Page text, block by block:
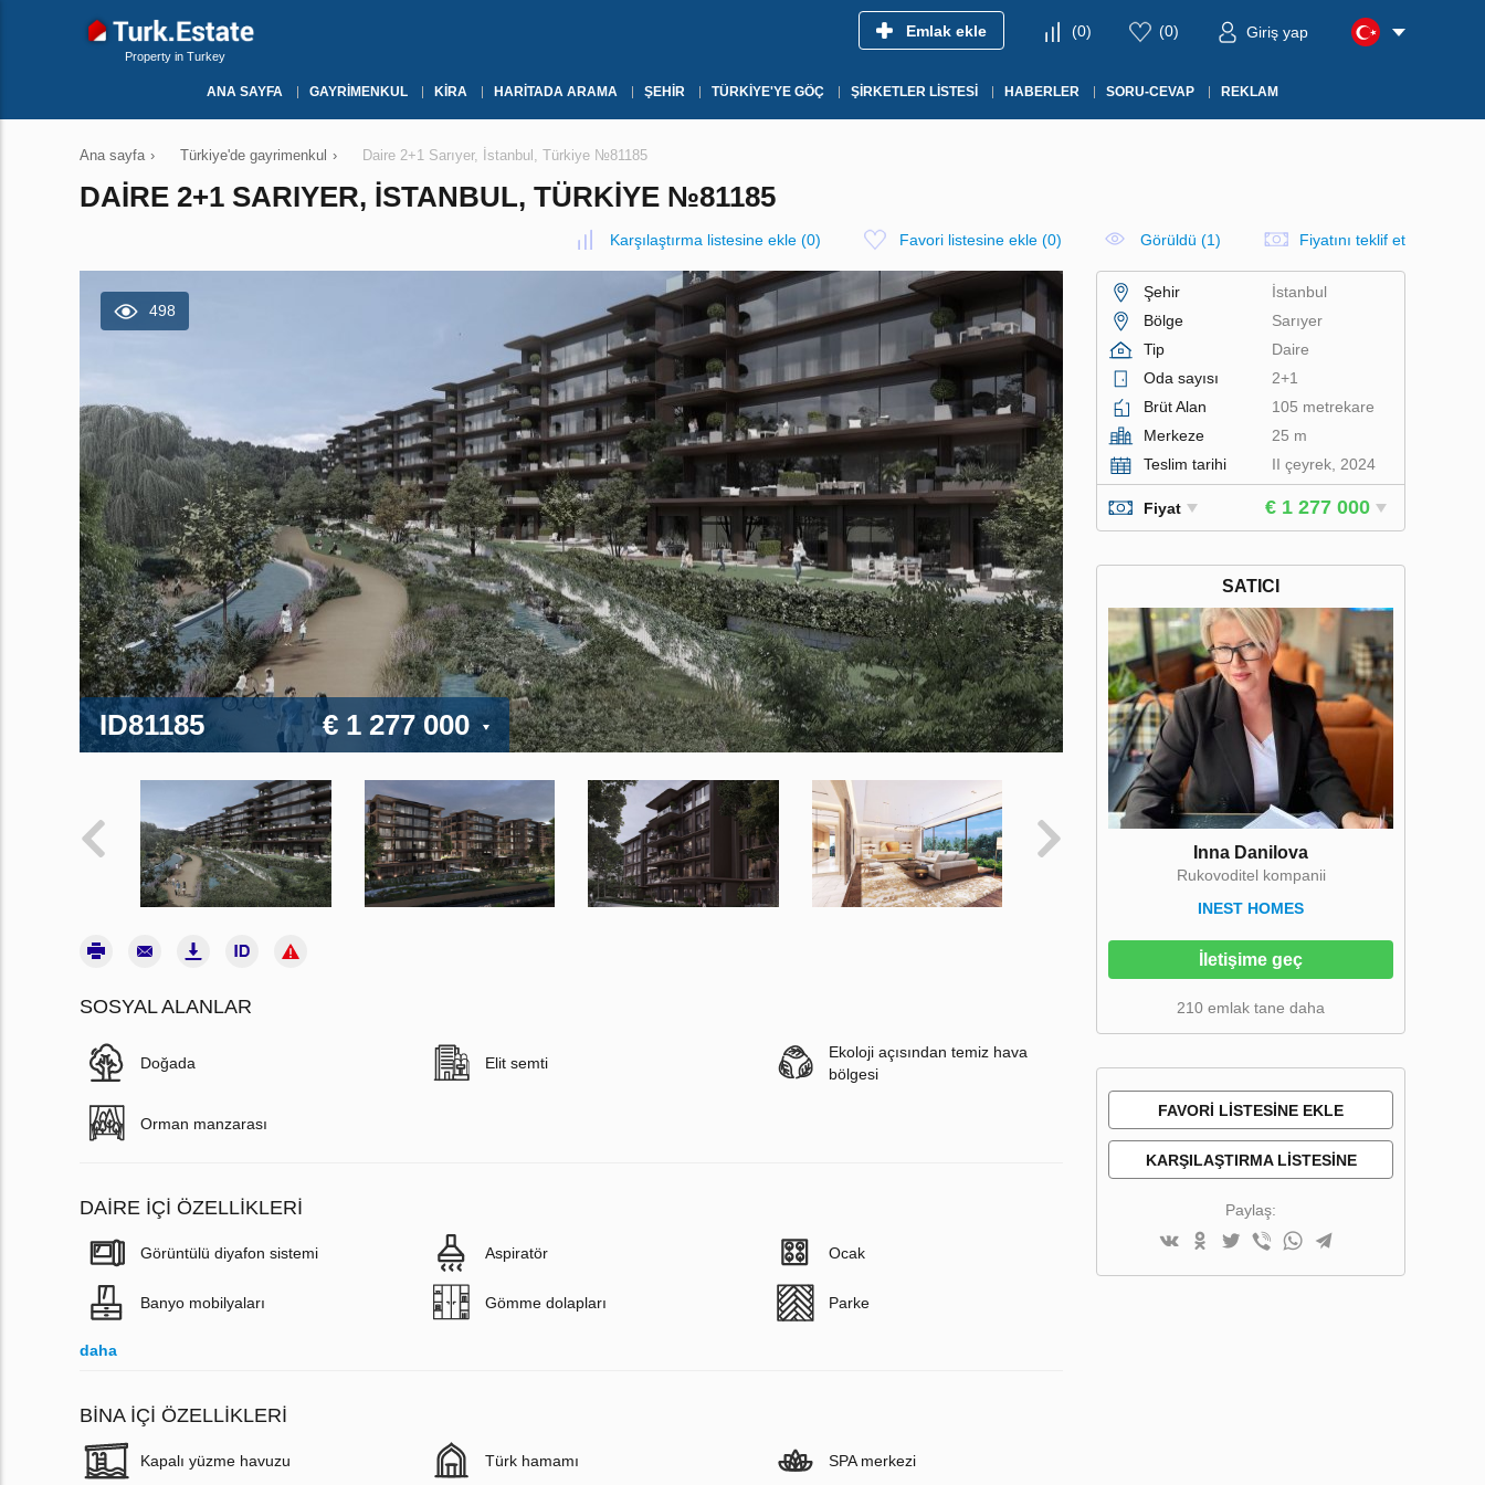
Property in Turkey
Emlak ekle (0) (0) Giriş yap
ANA SAYFA GAYRIMENKUL KIRA HARITADA ARAMA ŞEHIR TÜRKIYE'YE GÖÇ ŞIRKETLER LISTESI HABERLER SORU-CEVAP REKLAM
Ana sayfa › Türkiye'de gayrimenkul › Daire 2+1 Sarıyer, İstanbul, Türkiye №81185
DAIRE 2+1 SARIYER, İSTANBUL, TÜRKIYE №81185
Karşılaştırma listesine ekle (0) Favori listesine ekle (0) Görüldü (1) Fiyatını teklif et
498
ID81185 € 1 277 000
SOSYAL ALANLAR
Doğada Elit semti
Ekoloji açısından temiz hava
bölgesi
Orman manzarası
DAIRE IÇI ÖZELLIKLERI
Görüntülü diyafon sistemi Aspiratör Ocak
Banyo mobilyaları Gömme dolapları Parke
daha
BINA İÇI ÖZELLIKLERI
Kapalı yüzme havuzu Türk hamamı SPA merkezi
Şehir
İstanbul
Bölge
Sarıyer
Tip
Daire
Oda sayısı
2+1
Brüt Alan
105 metrekare
Merkeze
25 m
Teslim tarihi
II çeyrek, 2024
Fiyat € 1 277 000
SATICI
Inna Danilova
Rukovoditel kompanii
INEST HOMES
İletişime geç
210 emlak tane daha
FAVORI LISTESINE EKLE
KARŞILAŞTIRMA LISTESINE
Paylaş: